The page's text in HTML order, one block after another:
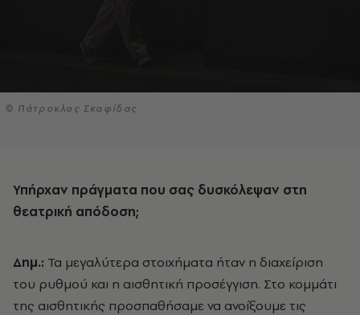
© Πάτροκλος Σκαφίδας
Υπήρχαν πράγματα που σας δυσκόλεψαν στη
θεατρική απόδοση;
Δημ.: Τα μεγαλύτερα στοιχήματα ήταν η διαχείριση
του ρυθμού και η αισθητική προσέγγιση. Στο κομμάτι
της αισθητικής προσπαθήσαμε να ανοίξουμε τις